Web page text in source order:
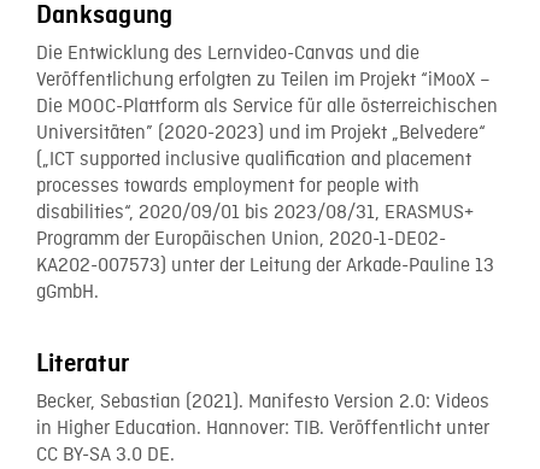
Danksagung
Die Entwicklung des Lernvideo-Canvas und die
Veröffentlichung erfolgten zu Teilen im Projekt “iMooX –
Die MOOC-Plattform als Service für alle österreichischen
Universitäten” (2020-2023) und im Projekt „Belvedere“
(„ICT supported inclusive qualification and placement
processes towards employment for people with
disabilities“, 2020/09/01 bis 2023/08/31, ERASMUS+
Programm der Europäischen Union, 2020-1-DE02-
KA202-007573) unter der Leitung der Arkade-Pauline 13
gGmbH.
Literatur
Becker, Sebastian (2021). Manifesto Version 2.0: Videos
in Higher Education. Hannover: TIB. Veröffentlicht unter
CC BY-SA 3.0 DE.